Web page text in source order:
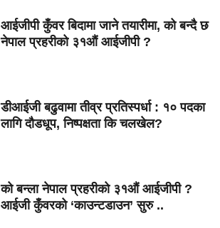
आईजीपी कुँवर बिदामा जाने तयारीमा, को बन्दै छ
नेपाल प्रहरीको ३१औं आईजीपी ?
डीआईजी बढुवामा तीव्र प्रतिस्पर्धा : १० पदका
लागि दौडधूप, निष्पक्षता कि चलखेल?
को बन्ला नेपाल प्रहरीको ३१औं आईजीपी ?
आईजी कुँवरको ‘काउन्टडाउन’ सुरु ..